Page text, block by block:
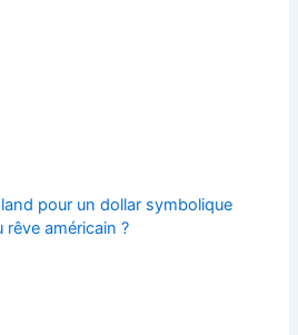
pour un dollar symbolique
rêve américain ?